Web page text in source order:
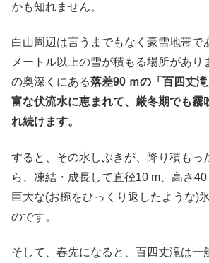
かも知れません。
白山周辺は言うまでもなく豪雪地帯で
メートル以上の雪が積もる場所があり
の奥深くにある落差90 ｍの「百四丈
富な伏流水に恵まれて、厳冬期でも霧
れ続けます。
すると、その水しぶきが、降り積もっ
ら、凍結・成長して直径10 m、高さ
巨大な(お椀をひっくり返したような)
のです。
そして、春先になると、百四丈滝は一